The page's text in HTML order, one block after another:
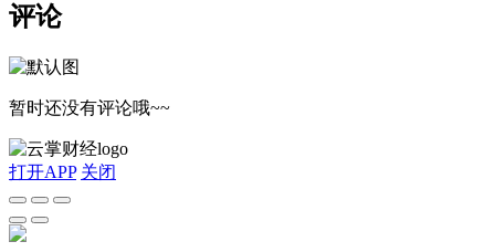
评论
暂时还没有评论哦~~
打开APP 关闭